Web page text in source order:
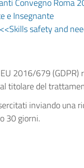
Convegno Roma
e Insegnante
safety and
2016/679
titolare del
inviando una
30 giorni.